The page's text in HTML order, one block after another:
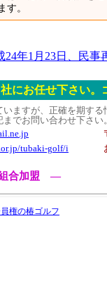
。
24年1月23日、民事
にお任せ下さい
ますが、正確を期す
でお問い合わせ下さい
tubaki-golf/i
組合加盟 ―
権の椿ゴルフ